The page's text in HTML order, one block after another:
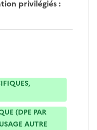
privilégiés:
(DPE PAR
AUTRE